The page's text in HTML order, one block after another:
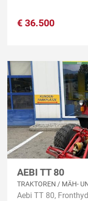
€ 36.500
AEBI TT 80
TRAKTOREN / MÄH-
Aebi TT 80,